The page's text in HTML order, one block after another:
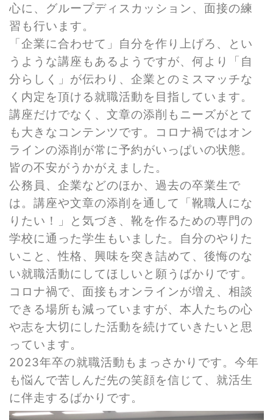
心に、グループディスカッション、面接の練
習も行います。
「企業に合わせて」自分を作り上げろ、とい
うような講座もあるようですが、何より「自
分らしく」が伝わり、企業とのミスマッチな
く内定を頂ける就職活動を目指しています。
講座だけでなく、文章の添削もニーズがとて
も大きなコンテンツです。コロナ禍ではオン
ラインの添削が常に予約がいっぱいの状態。
皆の不安がうかがえました。
公務員、企業などのほか、過去の卒業生で
は。講座や文章の添削を通して「靴職人にな
りたい！」と気づき、靴を作るための専門の
学校に通った学生もいました。自分のやりた
いこと、性格、興味を突き詰めて、後悔のな
い就職活動にしてほしいと願うばかりです。
コロナ禍で、面接もオンラインが増え、相談
できる場所も減っていますが、本人たちの心
や志を大切にした活動を続けていきたいと思
っています。
2023年卒の就職活動もまっさかりです。今年
も悩んで苦しんだ先の笑顔を信じて、就活生
に伴走するばかりです。